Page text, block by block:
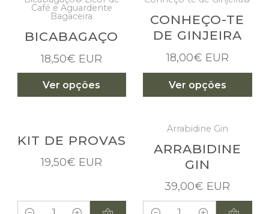
Café e Aguardente
Bagaceira
BICABAGAÇO
18,50€ EUR
Ver opções
CONHEÇO-TE
DE GINJEIRA
18,00€ EUR
Ver opções
KIT DE PROVAS
19,50€ EUR
Arrabidine Gin
ARRABIDINE
GIN
39,00€ EUR